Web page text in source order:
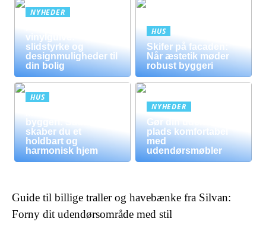
NYHEDER
vinylgulve:
slidstyrke og
designmuligheder til
din bolig
HUS
Skifer på facaden:
Når æstetik møder
robust byggeri
HUS
byggeri: Sådan
skaber du et
holdbart og
harmonisk hjem
NYHEDER
Gør din udendørs
plads komfortabel
med
udendørsmøbler
Guide til billige traller og havebænke fra Silvan:
Forny dit udendørsområde med stil